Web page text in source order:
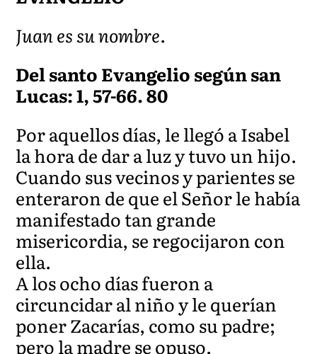
Juan es su nombre.
Del santo Evangelio según san
Lucas: 1, 57-66. 80
Por aquellos días, le llegó a Isabel
la hora de dar a luz y tuvo un hijo.
Cuando sus vecinos y parientes se
enteraron de que el Señor le había
manifestado tan grande
misericordia, se regocijaron con
ella.
A los ocho días fueron a
circuncidar al niño y le querían
poner Zacarías, como su padre;
pero la madre se opuso,